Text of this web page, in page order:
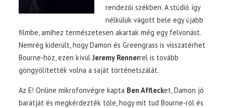
rendezői székben. A stúdió így
nélkülük vágott bele egy újabb
filmbe, amihez természetesen akartak még egy felvonást.
Nemrég kiderült, hogy Damon és Greengrass is visszatérhet
Bourne-höz, ezen kívülJeremy Rennerrel is tovább
göngyölítették volna a saját történetszálát.
Az E! Online mikrofonvégre kapta Ben Afflecket, Damon jó
barátját és megkérdezték tőle, hogy mit tud Bourne-ről és